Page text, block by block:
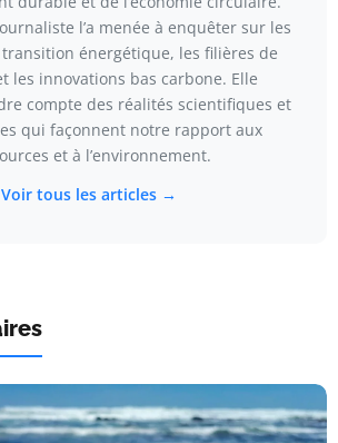
l’a menée à enquêter sur les
énergétique, les filières de
les innovations bas carbone. Elle
compte des réalités scientifiques et
qui façonnent notre rapport aux
et à l’environnement.
Voir tous les articles →